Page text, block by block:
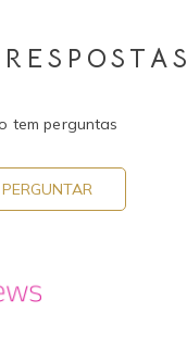
tem perguntas